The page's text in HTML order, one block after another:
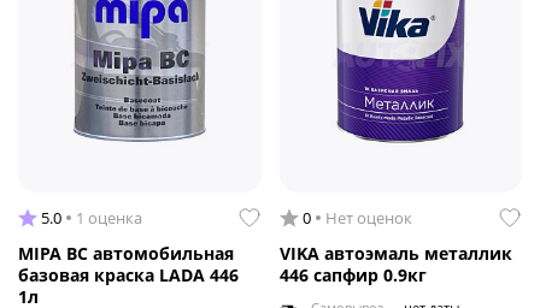
5.0 1 оценка
MIPA BC автомобильная
базовая краска LADA 446
1л
0 Нет оценок
VIKA автоэмаль металлик
446 сапфир 0.9кг